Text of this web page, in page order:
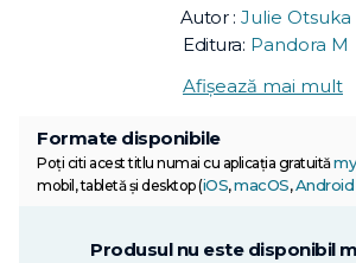
Autor : Julie Otsuka
Editura: Pandora M
Afișează mai mult
Formate disponibile
Poți citi acest titlu numai cu aplicația gratuită
mobil, tabletă și desktop (iOS,macOS,Android
Produsul nu este disponibil